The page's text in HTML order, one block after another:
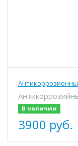
В наличии
3900 руб.